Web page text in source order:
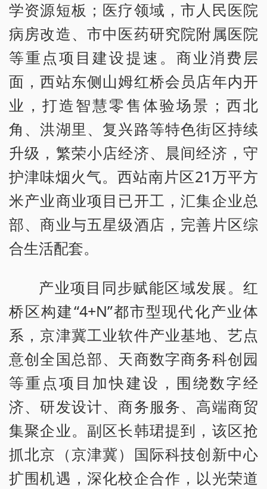
学资源短板；医疗领域，市人民医院
病房改造、市中医药研究院附属医院
等重点项目建设提速。商业消费层
面，西站东侧山姆红桥会员店年内开
业，打造智慧零售体验场景；西北
角、洪湖里、复兴路等特色街区持续
升级，繁荣小店经济、晨间经济，守
护津味烟火气。西站南片区21万平方
米产业商业项目已开工，汇集企业总
部、商业与五星级酒店，完善片区综
合生活配套。
产业项目同步赋能区域发展。红
桥区构建“4+N”都市型现代化产业体
系，京津冀工业软件产业基地、艺点
意创全国总部、天商数字商务科创园
等重点项目加快建设，围绕数字经
济、研发设计、商务服务、高端商贸
集聚企业。副区长韩珺提到，该区抢
抓北京（京津冀）国际科技创新中心
扩围机遇，深化校企合作，以光荣道